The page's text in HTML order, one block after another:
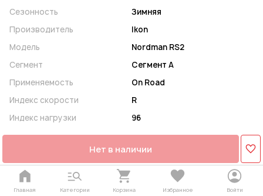
Сезонность
Зимняя
Производитель
Ikon
Модель
Nordman RS2
Сегмент
Сегмент A
Применяемость
On Road
Индекс скорости
R
Индекс нагрузки
96
Нет в наличии
Главная Категории Корзина Избранное Войти